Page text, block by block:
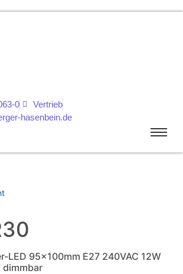
0
Vertrieb
hasenbein.de
LED 95x100mm E27 240VAC 12W
dimmbar